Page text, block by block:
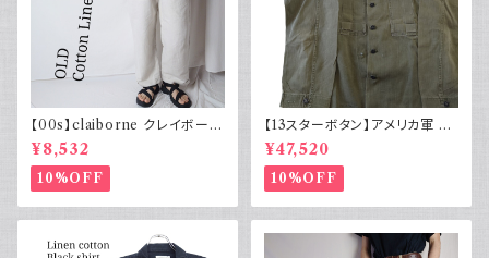
【00s】claiborne クレイボーン
リネンコットンパンツ ツータック
¥8,532
10%OFF
【13スターボタン】アメリカ軍 M
43 HBT ジャケット パッチ 軍物
実物
¥47,520
10%OFF